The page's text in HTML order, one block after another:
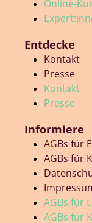
Online-
Entdecke
Kontakt
Presse
Kontakt
Presse
Informiere
AGBs für
AGBs für
AGBs für
AGBs für